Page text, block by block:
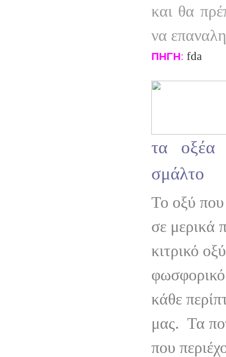
και θα
να
ΠΗΓΗ: fda
τα οξέα
σμάλτο
Το οξύ που
σε μερικά
κιτρικό
κάθε
μας. Τα
που